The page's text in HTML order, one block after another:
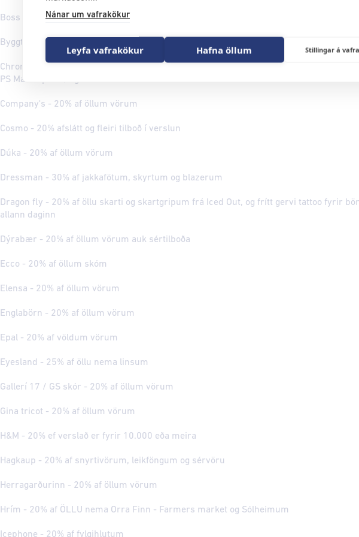
Nánar um vafrakökur
Leyfa vafrakökur Hafna öllum Stillingar á
Boss - 20% af öllum vörum
Byggt og búið - 20% af öllum vörum*. Gildir ekki á Roborock sláttuvélmennum
Chronos Michaelsen - 20% af öllu (nema trúlofunar- og giftingahringum frá acredo,
PS Masterpiece) og allt að 50% af völdum vörum
Company's - 20% af öllum vörum
Cosmo - 20% afslátt og fleiri tilboð í verslun
Dúka - 20% af öllum vörum
Dressman - 30% af jakkafötum, skyrtum og blazerum
Dragon fly - 20% af öllu skarti og skartgripum frá Iced Out, og frítt gervi tattoo fyrir
allann daginn
Dýrabær - 20% af öllum vörum auk sértilboða
Ecco - 20% af öllum skóm
Elensa - 20% af öllum vörum
Englabörn - 20% af öllum vörum
Epal - 20% af völdum vörum
Eyesland - 25% af öllu nema linsum
Gallerí 17 / GS skór - 20% af öllum vörum
Gina tricot - 20% af öllum vörum
H&M - 20% ef verslað er fyrir 10.000 eða meira
Hagkaup - 20% af snyrtivörum, leikföngum og sérvöru
Herragarðurinn - 20% af öllum vörum
Hrím - 20% af ÖLLU nema Orra Finn - Farmers market og Sólheimum
Icephone - 20% af fylgihlutum